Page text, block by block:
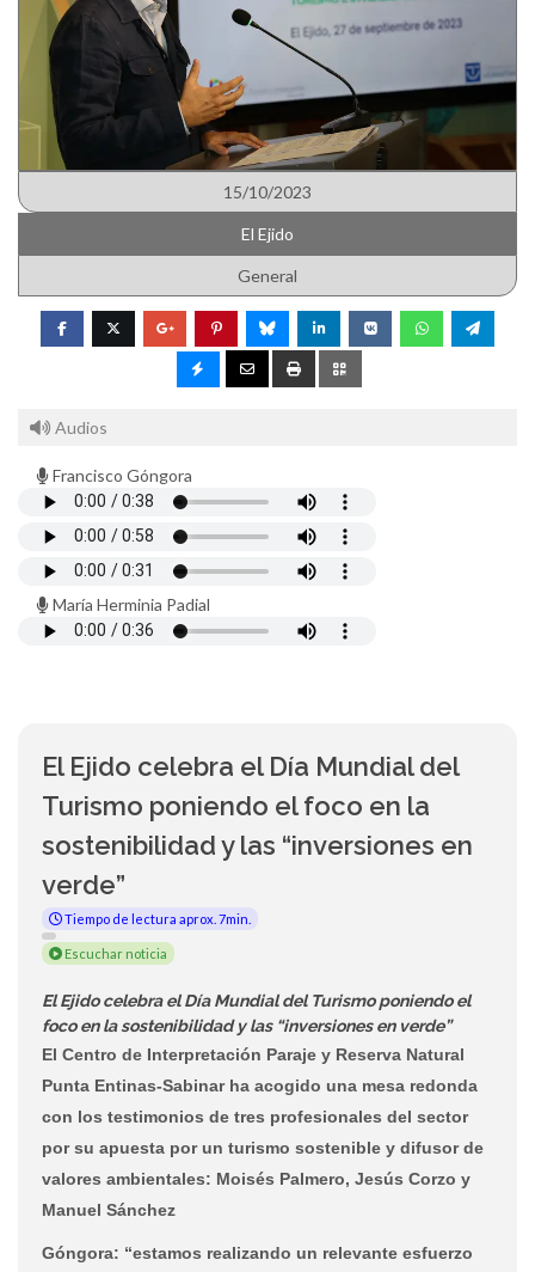
15/10/2023
El Ejido
General
Audios
Francisco Góngora
María Herminia Padial
El Ejido celebra el Día Mundial del
Turismo poniendo el foco en la
sostenibilidad y las “inversiones en
verde”
Tiempo de lectura aprox. 7min.
Escuchar noticia
El Ejido celebra el Día Mundial del Turismo poniendo el
foco en la sostenibilidad y las “inversiones en verde”
El Centro de Interpretación Paraje y Reserva Natural
Punta Entinas-Sabinar ha acogido una mesa redonda
con los testimonios de tres profesionales del sector
por su apuesta por un turismo sostenible y difusor de
valores ambientales: Moisés Palmero, Jesús Corzo y
Manuel Sánchez
Góngora: “estamos realizando un relevante esfuerzo